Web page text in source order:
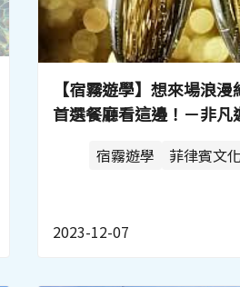
【宿霧遊學】想來場浪
首選餐廳看這邊！－非凡
宿霧遊學 菲律賓文
2023-12-07